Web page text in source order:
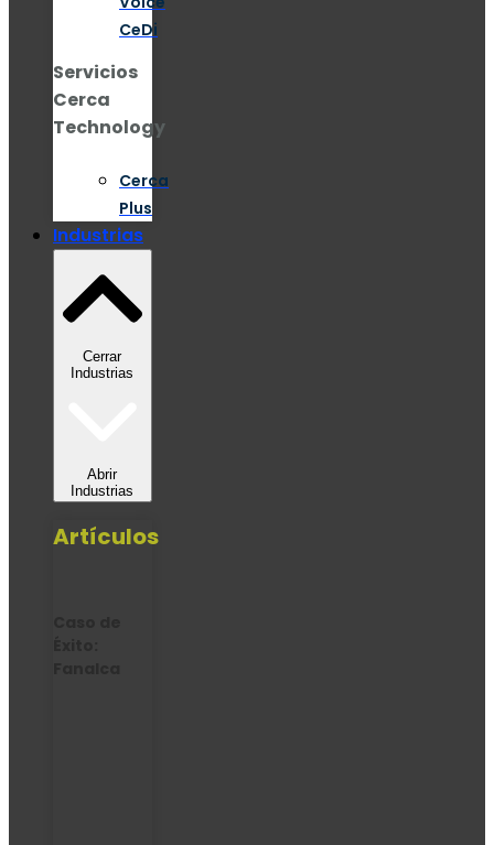
CeDi
Servicios
Cerca
Technology
Cerca
Plus
Industrias
Cerrar
Industrias
Abrir
Industrias
Artículos